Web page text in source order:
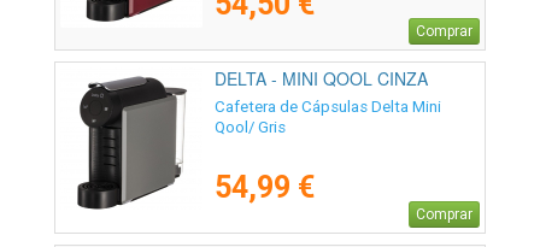
Comprar
DELTA - MINI QOOL CINZA
Cafetera de Cápsulas Delta Mini
Qool/ Gris
54,99 €
Comprar